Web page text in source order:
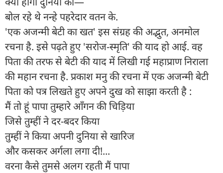
बोल रहे थे नन्हे पहरेदार वतन के.
'एक अजन्मी बेटी का खत' इस संग्रह की अद्भुत, अनमोल
रचना है. इसे पढ़ते हुए 'सरोज-स्मृति' की याद हो आई. वह
पिता की तरफ से बेटी की याद में लिखी गई महाप्राण निराला
की महान रचना है. प्रकाश मनु की रचना में एक अजन्मी बेटी
पिता को पत्र लिखते हुए अपने दुख को साझा करती है :
मैं तो हूं पापा तुम्हारे आँगन की चिड़िया
जिसे तुम्हीं ने दर-बदर किया
तुम्हीं ने किया अपनी दुनिया से खारिज
और कसकर अर्गला लगा दी!...
वरना कैसे तुमसे अलग रहती मैं पापा